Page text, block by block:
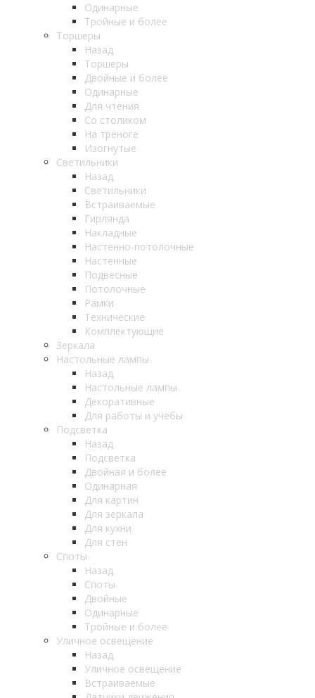
Одинарные
Тройные и более
Торшеры
Назад
Торшеры
Двойные и более
Одинарные
Для чтения
Со столиком
На треноге
Изогнутые
Светильники
Назад
Светильники
Встраиваемые
Гирлянда
Накладные
Настенно-потолочные
Настенные
Подвесные
Потолочные
Рамки
Технические
Комплектующие
Зеркала
Настольные лампы
Назад
Настольные лампы
Декоративные
Для работы и учебы
Подсветка
Назад
Подсветка
Двойная и более
Одинарная
Для картин
Для зеркала
Для кухни
Для стен
Споты
Назад
Споты
Двойные
Одинарные
Тройные и более
Уличное освещение
Назад
Уличное освещение
Встраиваемые